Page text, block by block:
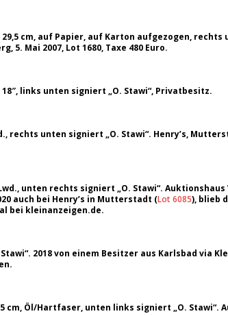
cm, auf Papier, auf Karton aufgezogen, rechts
5. Mai 2007, Lot 1680, Taxe 480 Euro.
links unten signiert „O. Stawi“, Privatbesitz.
rechts unten signiert „O. Stawi“. Henry’s,
unten rechts signiert „O. Stawi“. Auktionshaus
auch bei Henry’s in Mutterstadt (Lot 6085), blieb
bei kleinanzeigen.de.
2018 von einem Besitzer aus Karlsbad via
cm, Öl/Hartfaser, unten links signiert „O. Stawi“.